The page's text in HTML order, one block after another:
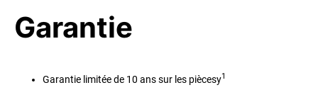
Garantie
Garantie limitée de 10 ans sur les piècesy1